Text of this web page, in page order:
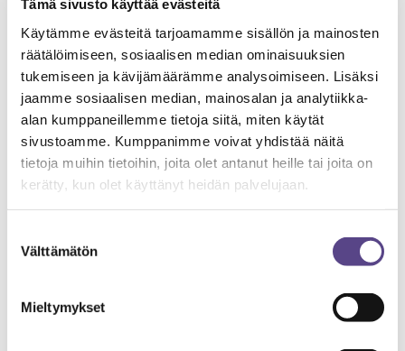
Tämä sivusto käyttää evästeitä
Käytämme evästeitä tarjoamamme sisällön ja mainosten
räätälöimiseen, sosiaalisen median ominaisuuksien
tukemiseen ja kävijämäärämme analysoimiseen. Lisäksi
jaamme sosiaalisen median, mainosalan ja analytiikka-
alan kumppaneillemme tietoja siitä, miten käytät
sivustoamme. Kumppanimme voivat yhdistää näitä
tietoja muihin tietoihin, joita olet antanut heille tai joita on
kerätty, kun olet käyttänyt heidän palvelujaan.
valinta
Välttämätön
Mieltymykset
taidetta, on sirkusta, koska sirkus on minun traditioni. Jos
jostain siis sirkuskentällä keskustellaan “oikeana tai
vääränä”, tulisi sen koskea eettisiä kysymyksiä, ei sitä,
mikä lasketaan sirkukseksi ja mikä ei. Näin ollen
esimerkiksi seksismiä tai eläinten oikeuksien toteutumista
sirkuksessa tulee tarkastella kriittisesti, eikä niitä voida
selittää perinteillä. Toiveeni on, ettei sirkuksen historiasta
ja perinteestä muodostuisi alalle sokeaa pistettä.
on suomalainen nykysirkusryhmä, jonka ovat
teinon kahden Sisuksen perustajajäsenen,
Inka Pehkosen